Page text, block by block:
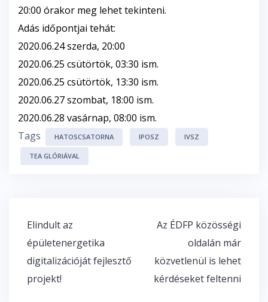
20:00 órakor meg lehet tekinteni.
Adás időpontjai tehát:
2020.06.24 szerda, 20:00
2020.06.25 csütörtök, 03:30 ism.
2020.06.25 csütörtök, 13:30 ism.
2020.06.27 szombat, 18:00 ism.
2020.06.28 vasárnap, 08:00 ism.
Tags
HATOSCSATORNA IPOSZ IVSZ
TEA GLÓRIÁVAL
Bejegyzés
navigáció
Elindult az
épületenergetika
digitalizációját fejlesztő
projekt!
Az ÉDFP közösségi
oldalán már
közvetlenül is lehet
kérdéseket feltenni